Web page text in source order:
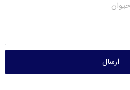
ارسال